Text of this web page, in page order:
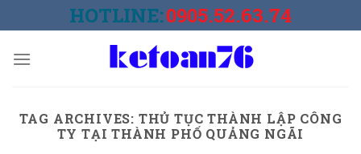
to
HOTLINE:0905.52.63.74
TAG ARCHIVES: THỦ TỤC THÀNH LẬP CÔNG
TY TẠI THÀNH PHỐ QUẢNG NGÃI